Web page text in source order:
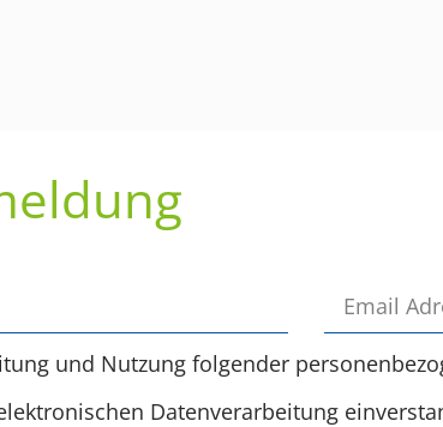
und Nutzung folgender
Datenverarbeitung